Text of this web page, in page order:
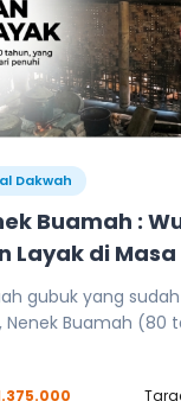
Dakwah
Buamah :
Layak di Masa
gubuk yang
Nenek Buamah (80